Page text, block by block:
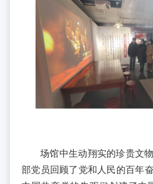
场馆中生动翔实的珍贵文
部党员回顾了党和人民的百年